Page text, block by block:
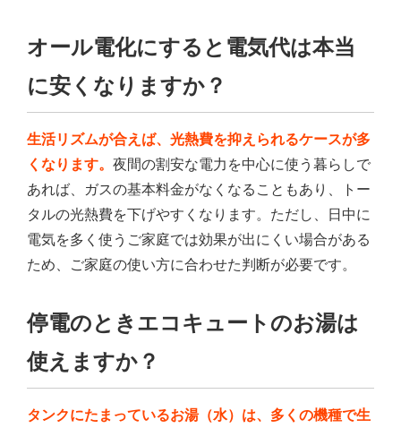
オール電化にすると電気代は本当
に安くなりますか？
生活リズムが合えば、光熱費を抑えられるケースが多
くなります。 夜間の割安な電力を中心に使う暮らしで
あれば、ガスの基本料金がなくなることもあり、トー
タルの光熱費を下げやすくなります。ただし、日中に
電気を多く使うご家庭では効果が出にくい場合がある
ため、ご家庭の使い方に合わせた判断が必要です。
停電のときエコキュートのお湯は
使えますか？
タンクにたまっているお湯（水）は、多くの機種で生